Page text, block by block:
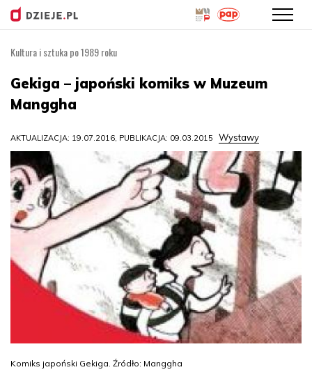
treści
Kultura i sztuka po 1989 roku
Gekiga – japoński komiks w Muzeum
Manggha
AKTUALIZACJA: 19.07.2016, PUBLIKACJA: 09.03.2015 Wystawy
Komiks japoński Gekiga. Źródło: Manggha